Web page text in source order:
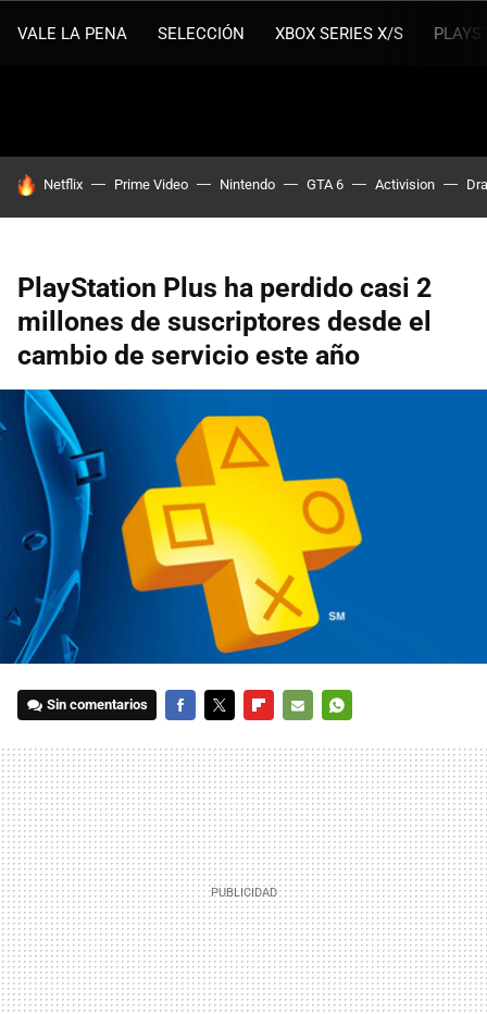
VALE LA PENA SELECCIÓN XBOX SERIES X/S
HOY SE HABLA DE
Netflix Prime Video Nintendo GTA 6 Activision
PlayStation Plus ha perdido casi 2
millones de suscriptores desde el
cambio de servicio este año
Sin comentarios
MAIL